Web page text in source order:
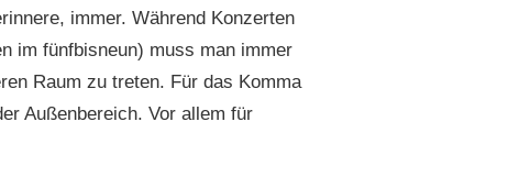
immer. Während Konzerten
im fünfbisneun) muss man immer
Raum zu treten. Für das Komma
Außenbereich. Vor allem für